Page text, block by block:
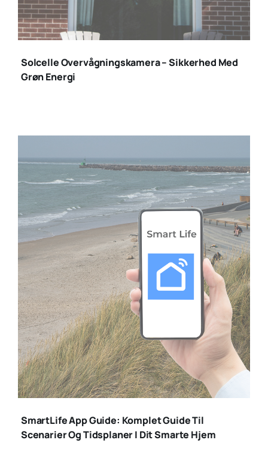
solcelle
(1)
Solcelle Overvågningskamera – Sikkerhed Med
Grøn Energi
smartlife app
SmartLife App Guide: Komplet Guide Til
Scenarier Og Tidsplaner I Dit Smarte Hjem